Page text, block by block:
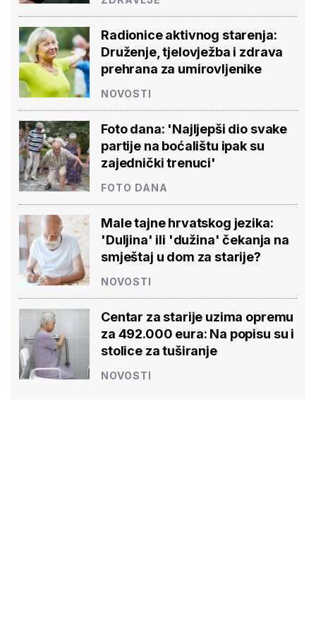
Radionice aktivnog starenja:
Druženje, tjelovježba i zdrava
prehrana za umirovljenike
NOVOSTI
Foto dana: 'Najljepši dio svake
partije na boćalištu ipak su
zajednički trenuci'
FOTO DANA
Male tajne hrvatskog jezika:
'Duljina' ili 'dužina' čekanja na
smještaj u dom za starije?
NOVOSTI
Centar za starije uzima opremu
za 492.000 eura: Na popisu su i
stolice za tuširanje
NOVOSTI